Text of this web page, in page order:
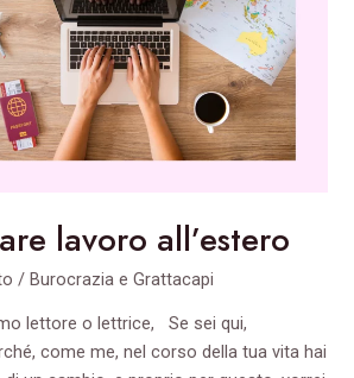
lavoro all’estero
/Burocrazia e Grattacapi
lettore o lettrice, Se sei qui,
come me, nel corso della tua vita hai